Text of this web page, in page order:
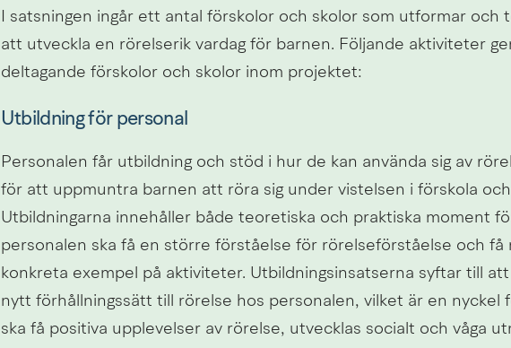
I satsningen ingår ett antal förskolor och skolor som utformar och
att utveckla en rörelserik vardag för barnen. Följande aktiviteter
deltagande förskolor och skolor inom projektet:
Utbildning för personal
Personalen får utbildning och stöd i hur de kan använda sig av
för att uppmuntra barnen att röra sig under vistelsen i förskola och
Utbildningarna innehåller både teoretiska och praktiska moment
personalen ska få en större förståelse för rörelseförståelse och få
konkreta exempel på aktiviteter. Utbildningsinsatserna syftar till
nytt förhållningssätt till rörelse hos personalen, vilket är en nyckel
ska få positiva upplevelser av rörelse, utvecklas socialt och våga